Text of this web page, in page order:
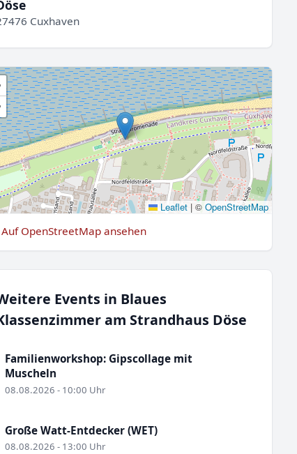
Cuxhaven
Leaflet |© OpenStreetMap
Auf OpenStreetMap ansehen
Events in Blaues
am Strandhaus Döse
Familienworkshop: Gipscollage mit
Muscheln
08.08.2026 - 10:00 Uhr
Große Watt-Entdecker (WET)
08.08.2026 - 13:00 Uhr